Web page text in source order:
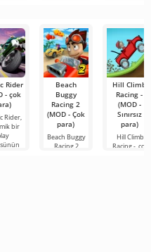
Rider
- çok
Rider,
bir
Beach
Buggy
Racing 2
(MOD - Çok
para)
Beach Buggy
Racing 2
Hill Climb
Racing -
(MOD -
Sınırsız
para)
Hill Climb
Racing -, çok